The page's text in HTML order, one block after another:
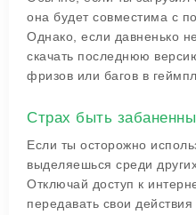
она будет совместима с
Однако, если давненько
скачать последнюю
фризов или багов в
Страх быть
Если ты осторожно
выделяешься среди
Отключай доступ к
передавать свои